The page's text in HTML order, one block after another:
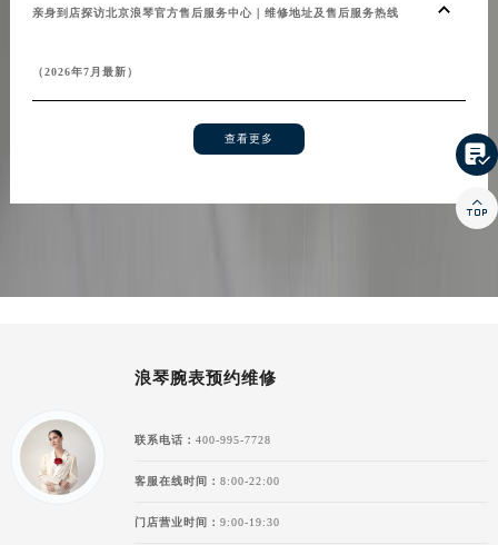
亲身到店探访北京浪琴官方售后服务中心｜维修地址及售后服务热线
（2026年7月最新）
查看更多
浪琴腕表预约维修
联系电话： 400-995-7728
客服在线时间： 8:00-22:00
门店营业时间： 9:00-19:30

